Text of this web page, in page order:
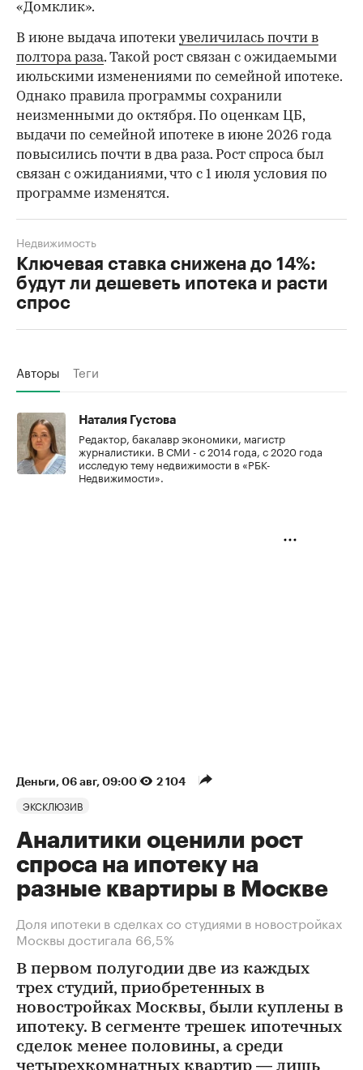
«Домклик».
В июне выдача ипотеки увеличилась почти в
полтора раза. Такой рост связан с ожидаемыми
июльскими изменениями по семейной ипотеке.
Однако правила программы сохранили
неизменными до октября. По оценкам ЦБ,
выдачи по семейной ипотеке в июне 2026 года
повысились почти в два раза. Рост спроса был
связан с ожиданиями, что с 1 июля условия по
программе изменятся.
Ключевая ставка снижена до 14%:
будут ли дешеветь ипотека и расти
спрос
Недвижимость
Авторы Теги
Наталия Густова
Редактор, бакалавр экономики, магистр
журналистики. В СМИ - с 2014 года, с 2020 года
исследую тему недвижимости в «РБК-
Недвижимости».
Деньги⁠, 06 авг, 09:00 2 104
ЭКСКЛЮЗИВ
Аналитики оценили рост
спроса на ипотеку на
разные квартиры в Москве
Доля ипотеки в сделках со студиями в новостройках
Москвы достигала 66,5%
В первом полугодии две из каждых
трех студий, приобретенных в
новостройках Москвы, были куплены в
ипотеку. В сегменте трешек ипотечных
сделок менее половины, а среди